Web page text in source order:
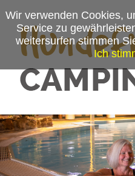
Wir verwenden Cookies,
Service zu
weitersurfen stimmen
Ich